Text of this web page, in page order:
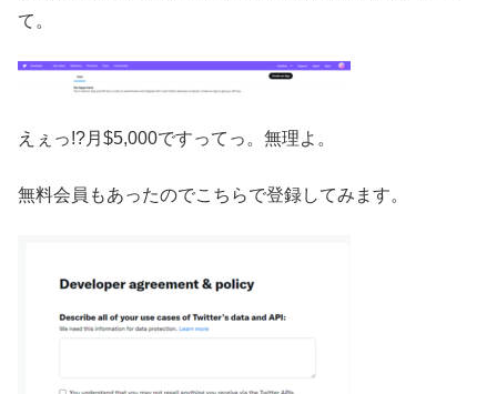
て。
えぇっ!?月$5,000ですってっ。無理よ。
無料会員もあったのでこちらで登録してみます。